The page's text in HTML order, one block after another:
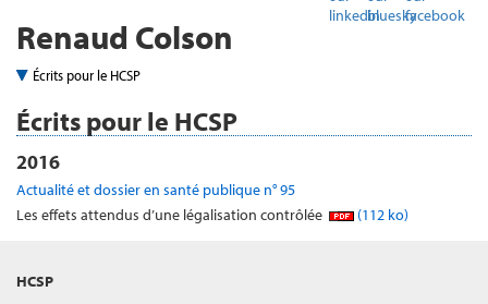
Renaud Colson
Écrits pour le HCSP
Écrits pour le HCSP
2016
Actualité et dossier en santé publique n° 95
Les effets attendus d’une légalisation contrôlée
(112 ko)
HCSP